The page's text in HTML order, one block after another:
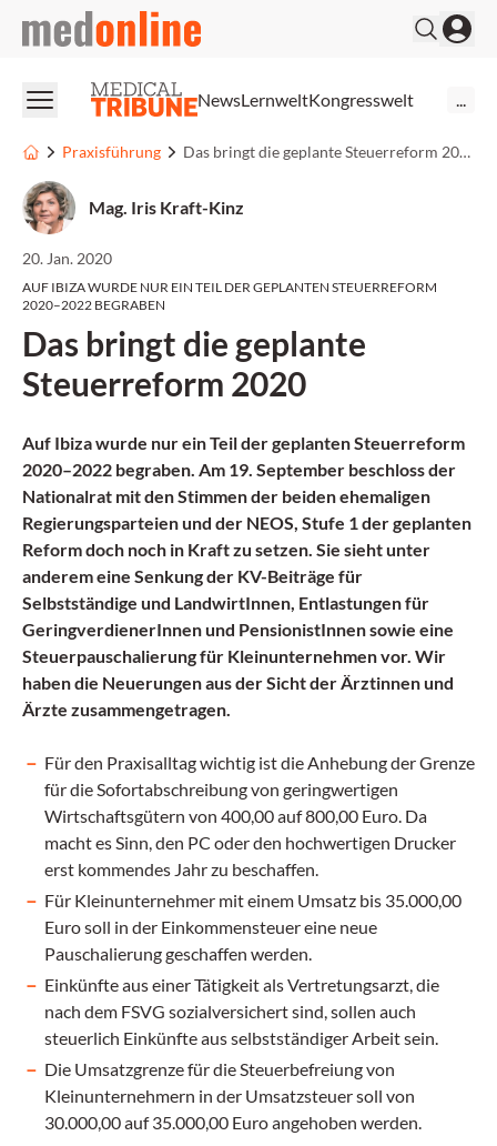
medonline
NewsLernweltKongresswelt
Praxisführung Das bringt die geplante Steuerreform 2020
Mag. Iris Kraft-Kinz
20. Jan. 2020
AUF IBIZA WURDE NUR EIN TEIL DER GEPLANTEN STEUERREFORM
2020–2022 BEGRABEN
Das bringt die geplante
Steuerreform 2020
Auf Ibiza wurde nur ein Teil der geplanten Steuerreform
2020–2022 begraben. Am 19. September beschloss der
Nationalrat mit den Stimmen der beiden ehemaligen
Regierungsparteien und der NEOS, Stufe 1 der geplanten
Reform doch noch in Kraft zu setzen. Sie sieht unter
anderem eine Senkung der KV-Beiträge für
Selbstständige und LandwirtInnen, Entlastungen für
GeringverdienerInnen und PensionistInnen sowie eine
Steuerpauschalierung für Kleinunternehmen vor. Wir
haben die Neuerungen aus der Sicht der Ärztinnen und
Ärzte zusammengetragen.
Für den Praxisalltag wichtig ist die Anhebung der Grenze
für die Sofortabschreibung von geringwertigen
Wirtschaftsgütern von 400,00 auf 800,00 Euro. Da
macht es Sinn, den PC oder den hochwertigen Drucker
erst kommendes Jahr zu beschaffen.
Für Kleinunternehmer mit einem Umsatz bis 35.000,00
Euro soll in der Einkommensteuer eine neue
Pauschalierung geschaffen werden.
Einkünfte aus einer Tätigkeit als Vertretungsarzt, die
nach dem FSVG sozialversichert sind, sollen auch
steuerlich Einkünfte aus selbstständiger Arbeit sein.
Die Umsatzgrenze für die Steuerbefreiung von
Kleinunternehmern in der Umsatzsteuer soll von
30.000,00 auf 35.000,00 Euro angehoben werden.